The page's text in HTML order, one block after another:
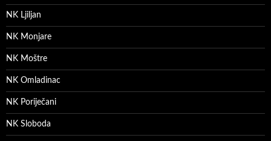
NK Ljiljan
NK Monjare
NK Moštre
NK Omladinac
NK Poriječani
NK Sloboda